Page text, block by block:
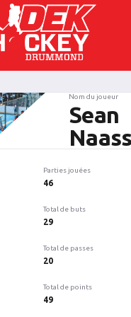
Nom du joueur
Sean
Parties jouées
46
Total de buts
29
Total de passes
20
Total de points
49